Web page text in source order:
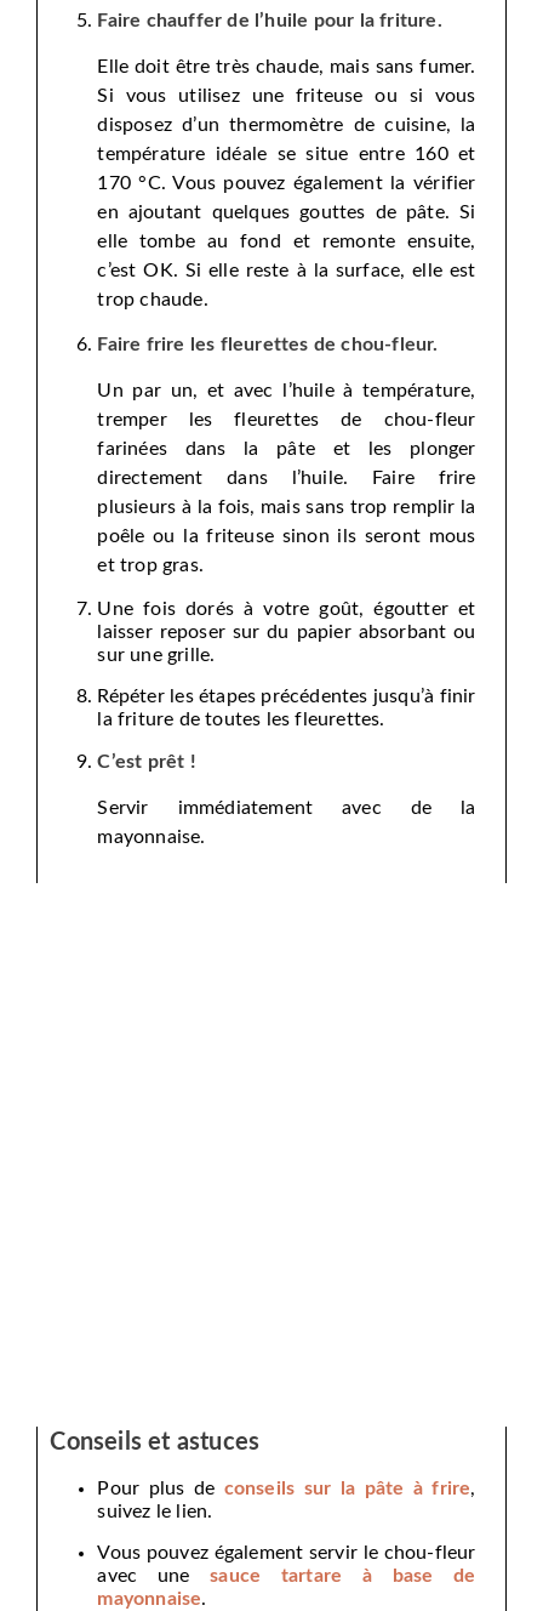
Faire chauffer de l’huile pour la friture.
Elle doit être très chaude, mais sans fumer.
Si vous utilisez une friteuse ou si vous
disposez d’un thermomètre de cuisine, la
température idéale se situe entre 160 et
170 °C. Vous pouvez également la vérifier
en ajoutant quelques gouttes de pâte. Si
elle tombe au fond et remonte ensuite,
c’est OK. Si elle reste à la surface, elle est
trop chaude.
Faire frire les fleurettes de chou-fleur.
Un par un, et avec l’huile à température,
tremper les fleurettes de chou-fleur
farinées dans la pâte et les plonger
directement dans l’huile. Faire frire
plusieurs à la fois, mais sans trop remplir la
poêle ou la friteuse sinon ils seront mous
et trop gras.
Une fois dorés à votre goût, égoutter et
laisser reposer sur du papier absorbant ou
sur une grille.
Répéter les étapes précédentes jusqu’à finir
la friture de toutes les fleurettes.
C’est prêt !
Servir immédiatement avec de la
mayonnaise.
Conseils et astuces
Pour plus de conseils sur la pâte à frire,
suivez le lien.
Vous pouvez également servir le chou-fleur
avec unesauce tartare à base de
mayonnaise.